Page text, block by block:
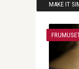
MAKE IT